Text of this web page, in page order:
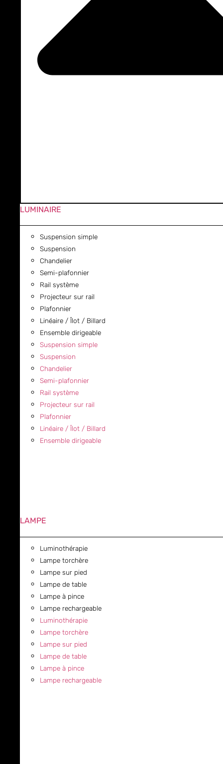
LUMINAIRE
Suspension simple
Suspension
Chandelier
Semi-plafonnier
Rail système
Projecteur sur rail
Plafonnier
Linéaire / Îlot / Billard
Ensemble dirigeable
Suspension simple
Suspension
Chandelier
Semi-plafonnier
Rail système
Projecteur sur rail
Plafonnier
Linéaire / Îlot / Billard
Ensemble dirigeable
LAMPE
Luminothérapie
Lampe torchère
Lampe sur pied
Lampe de table
Lampe à pince
Lampe rechargeable
Luminothérapie
Lampe torchère
Lampe sur pied
Lampe de table
Lampe à pince
Lampe rechargeable